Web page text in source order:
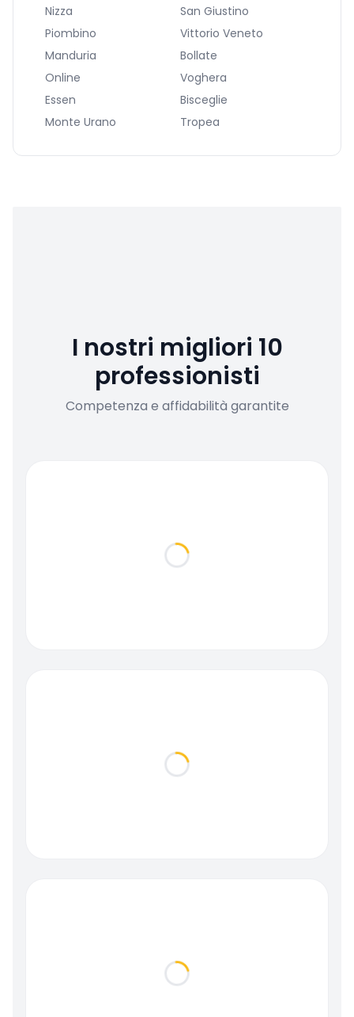
Nizza
San Giustino
Piombino
Vittorio Veneto
Manduria
Bollate
Online
Voghera
Essen
Bisceglie
Monte Urano
Tropea
I nostri migliori 10
professionisti
Competenza e affidabilità garantite
Loading...
Loading...
Loading...